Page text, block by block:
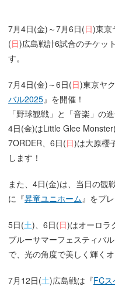
7月4日(金)～7月6日(日)東京
(日)広島戦計6試合のチケッ
す。
7月4日(金)～6日(日)東京ヤ
バル2025』を開催！
「野球観戦」と「音楽」の
4日(金)はLittle Glee
7ORDER、6日(日)は大原櫻
します！
また、4日(金)は、当日の観
に『昇竜ユニホーム』をプ
5日(土)、6日(日)はオーロラ
ブルーサマーフェスティバ
で、光の角度で美しく輝く
7月12日(土)広島戦は『FC